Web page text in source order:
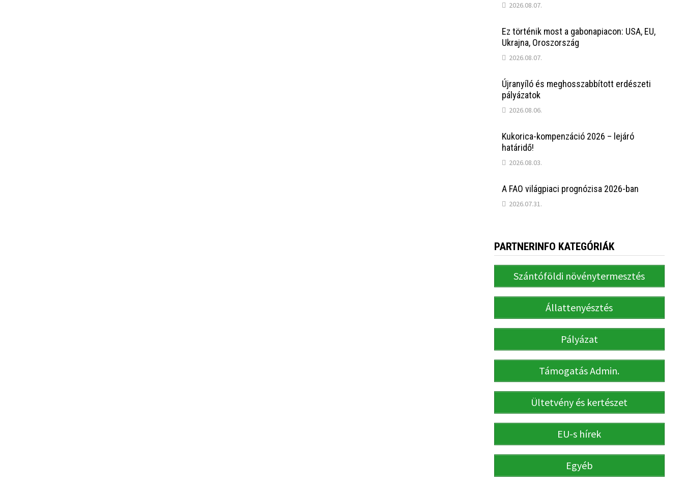
2026.08.07.
Ez történik most a gabonapiacon: USA, EU,
Ukrajna, Oroszország
2026.08.07.
Újranyíló és meghosszabbított erdészeti
pályázatok
2026.08.06.
Kukorica-kompenzáció 2026 – lejáró
határidő!
2026.08.03.
A FAO világpiaci prognózisa 2026-ban
2026.07.31.
PARTNERINFO KATEGÓRIÁK
Szántóföldi növénytermesztés
Állattenyésztés
Pályázat
Támogatás Admin.
Ültetvény és kertészet
EU-s hírek
Egyéb